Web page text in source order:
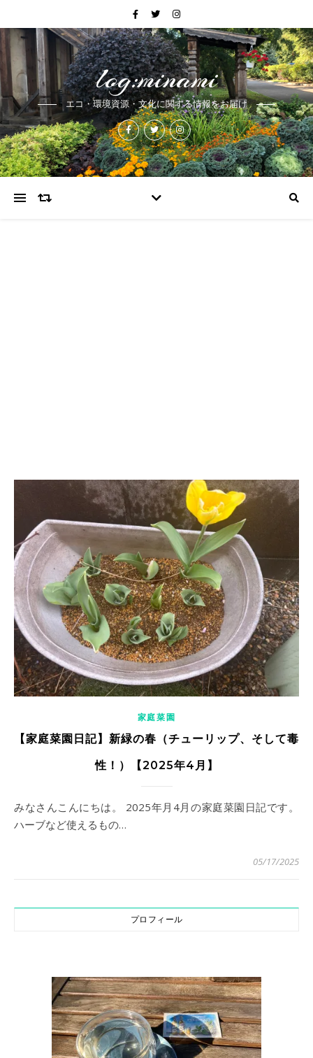
log:minami
エコ・環境資源・文化に関する情報をお届け
家庭菜園
【家庭菜園日記】新緑の春（チューリップ、そして毒
性！）【2025年4月】
みなさんこんにちは。 2025年月4月の家庭菜園日記です。
ハーブなど使えるもの…
05/17/2025
プロフィール